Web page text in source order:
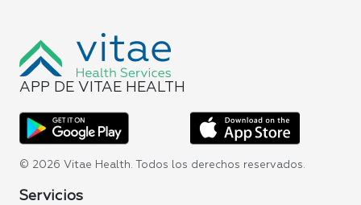
APP DE VITAE HEALTH
© 2026 Vitae Health. Todos los derechos reservados.
Servicios